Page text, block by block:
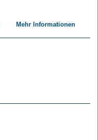
Mehr Informationen